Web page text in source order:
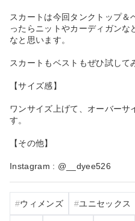
スカートは今回タンクトップ＆
ったらニットやカーディガン
なと思います。
スカートもベストもぜひ試して
【サイズ感】
ワンサイズ上げて、オーバー
す。
【その他】
Instagram : @__dyee526
ウィメンズ ユニセックス